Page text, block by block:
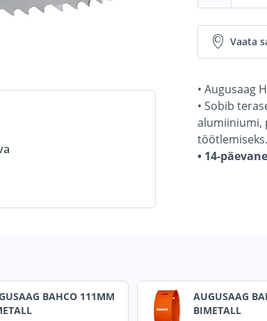
Vaata
• Augusaag
• Sobib
alumiiniumi,
töötlemiseks.
• 14-
BAHCO 111MM
AUGUSAAG
BIMETALL